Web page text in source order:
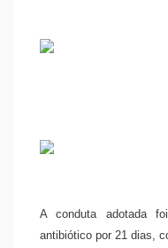
A conduta adotada
antibiótico por 21 dias,